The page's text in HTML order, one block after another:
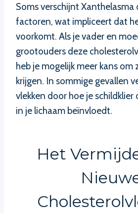
Soms verschijnt Xanthelasma
factoren, wat impliceert dat
voorkomt. Als je vader en
grootouders deze
heb je mogelijk meer kans om
krijgen. In sommige gevallen
vlekken door hoe je
in je lichaam beïnvloedt.
Het